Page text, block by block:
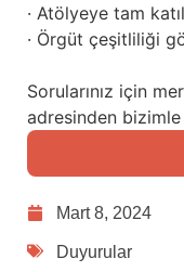
· Atölyeye tam
· Örgüt çeşitliliği
Sorularınız için
adresinden
Mart 8, 2024
Duyurular